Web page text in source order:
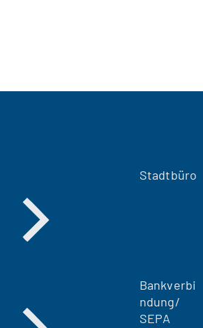
Stadtbüro
Bankverbi
ndung/
SEPA